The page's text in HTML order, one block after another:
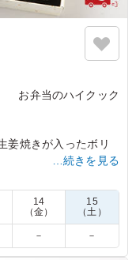
お弁当のハイクック
姜焼きが入ったボリ
がとても好評でし
はやはり人気でし
…続きを見る
14
（金）
15
（土）
－ －